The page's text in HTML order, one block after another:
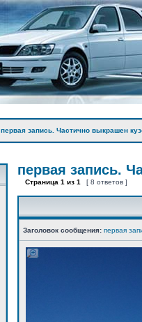
первая запись. Частично выкрашен
первая запись.
Страница 1 из 1 [ 8 ответов ]
Заголовок сообщения: первая